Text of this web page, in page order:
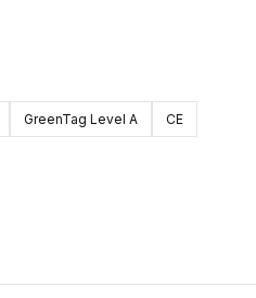
GreenTag Level A CE